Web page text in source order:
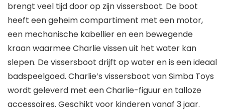
brengt veel tijd door op zijn vissersboot. De boot
heeft een geheim compartiment met een motor,
een mechanische kabellier en een bewegende
kraan waarmee Charlie vissen uit het water kan
slepen. De vissersboot drijft op water en is een ideaal
badspeelgoed. Charlie’s vissersboot van Simba Toys
wordt geleverd met een Charlie-figuur en talloze
accessoires. Geschikt voor kinderen vanaf 3 jaar.